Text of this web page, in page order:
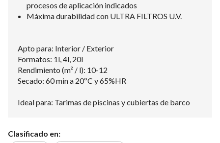
procesos de aplicación indicados
Máxima durabilidad con ULTRA FILTROS U.V.
Apto para: Interior / Exterior
Formatos: 1l, 4l, 20l
Rendimiento (m² / l): 10-12
Secado: 60 min a 20ºC y 65%HR
Ideal para: Tarimas de piscinas y cubiertas de barco
Clasificado en: